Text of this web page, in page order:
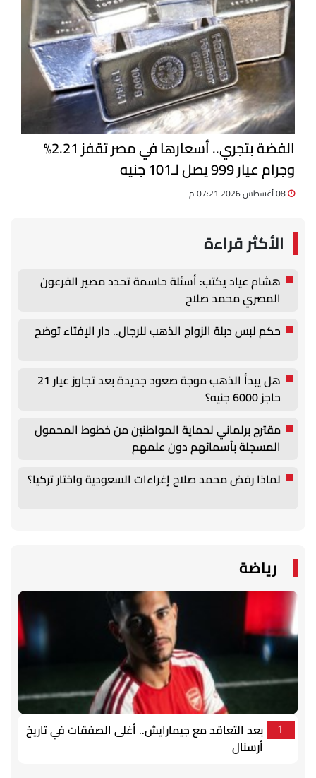
الفضة بتجري.. أسعارها في مصر تقفز 2.21%
وجرام عيار 999 يصل لـ101 جنيه
الأكثر قراءة
هشام عياد يكتب: أسئلة حاسمة تحدد مصير الفرعون
المصري محمد صلاح
حكم لبس دبلة الزواج الذهب للرجال.. دار الإفتاء توضح
هل يبدأ الذهب موجة صعود جديدة بعد تجاوز عيار 21
حاجز 6000 جنيه؟
مقترح برلماني لحماية المواطنين من خطوط المحمول
المسجلة بأسمائهم دون علمهم
لماذا رفض محمد صلاح إغراءات السعودية واختار تركيا؟
رياضة
1
بعد التعاقد مع جيمارايش.. أغلى الصفقات في تاريخ
أرسنال